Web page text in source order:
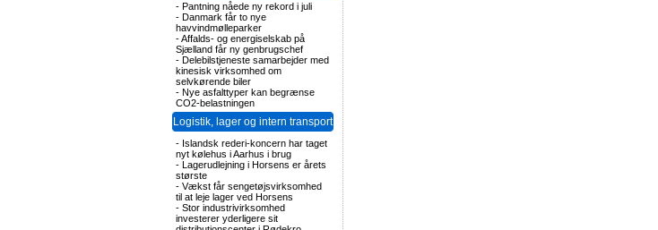
- Pantning nåede ny rekord i juli
- Danmark får to nye
havvindmølleparker
-Affalds- og energiselskab på
Sjælland får ny genbrugschef
- Delebilstjeneste samarbejder med
kinesisk virksomhed om
selvkørende biler
- Nye asfalttyper kan begrænse
CO2-belastningen
Logistik, lager og intern transport
- Islandsk rederi-koncern har taget
nyt kølehus i Aarhus i brug
- Lagerudlejning i Horsens er årets
største
- Vækst får sengetøjsvirksomhed
til at leje lager ved Horsens
- Stor industrivirksomhed
investerer yderligere sit